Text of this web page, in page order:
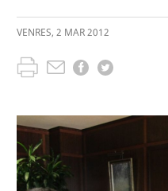
VENRES, 2 MAR2012